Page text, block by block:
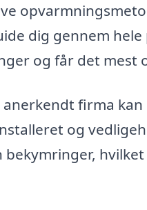
dig gennem
og får det mest
firma
og